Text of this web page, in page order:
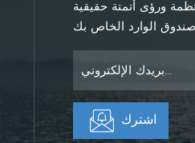
ورؤى أتمتة حقيقية